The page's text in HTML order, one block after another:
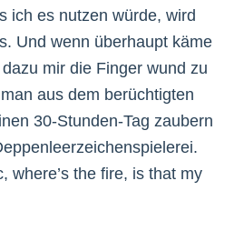
ich es nutzen würde, wird
Und wenn überhaupt käme
mir die Finger wund zu
aus dem berüchtigten
30-Stunden-Tag zaubern
where’s the fire, is that my